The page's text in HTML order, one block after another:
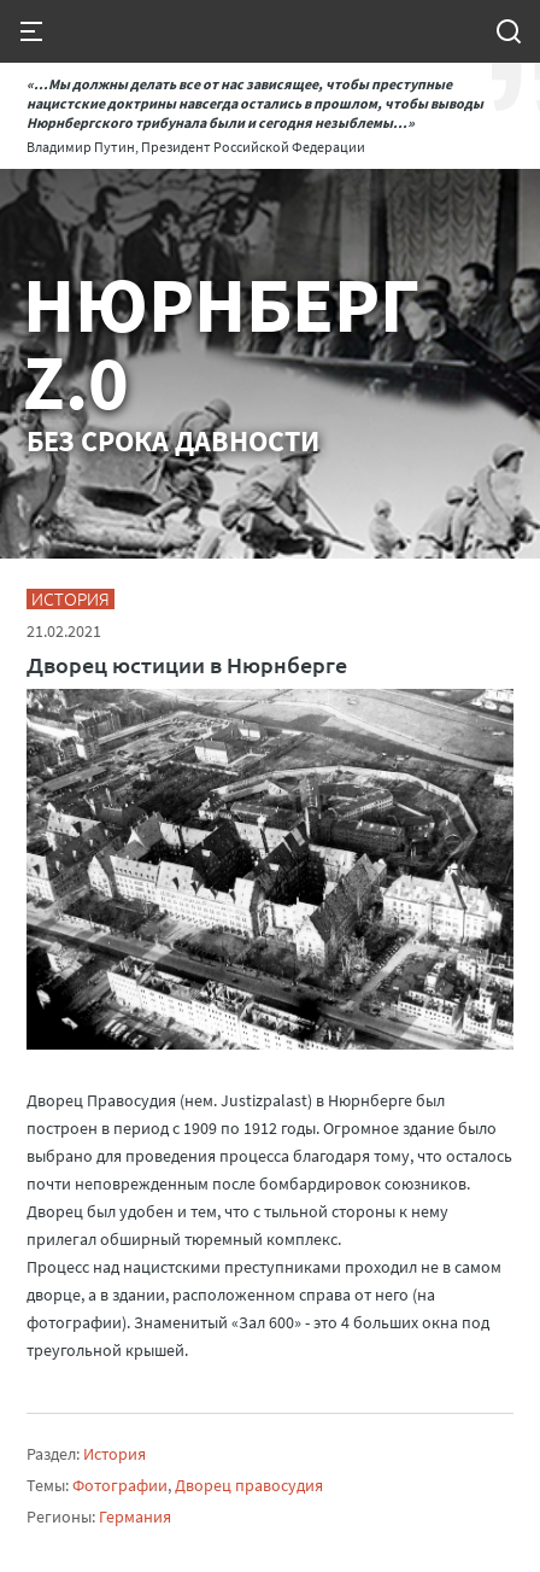
«...Мы должны делать все от нас зависящее, чтобы преступные
нацистские доктрины навсегда остались в прошлом, чтобы выводы
Нюрнбергского трибунала были и сегодня незыблемы...»
Владимир Путин, Президент Российской Федерации
НЮРНБЕРГ
Z.0
БЕЗ СРОКА ДАВНОСТИ
ИСТОРИЯ
21.02.2021
Дворец юстиции в Нюрнберге
Дворец Правосудия (нем. Justizpalast) в Нюрнберге был
построен в период с 1909 по 1912 годы. Огромное здание было
выбрано для проведения процесса благодаря тому, что осталось
почти неповрежденным после бомбардировок союзников.
Дворец был удобен и тем, что с тыльной стороны к нему
прилегал обширный тюремный комплекс.
Процесс над нацистскими преступниками проходил не в самом
дворце, а в здании, расположенном справа от него (на
фотографии). Знаменитый «Зал 600» - это 4 больших окна под
треугольной крышей.
Раздел: История
Темы:Фотографии,Дворец правосудия
Регионы: Германия